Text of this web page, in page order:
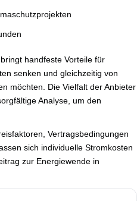
handfeste Vorteile für
senken und gleichzeitig von
möchten. Die Vielfalt der Anbieter
Analyse, um den
Vertragsbedingungen
sich individuelle Stromkosten
zur Energiewende in